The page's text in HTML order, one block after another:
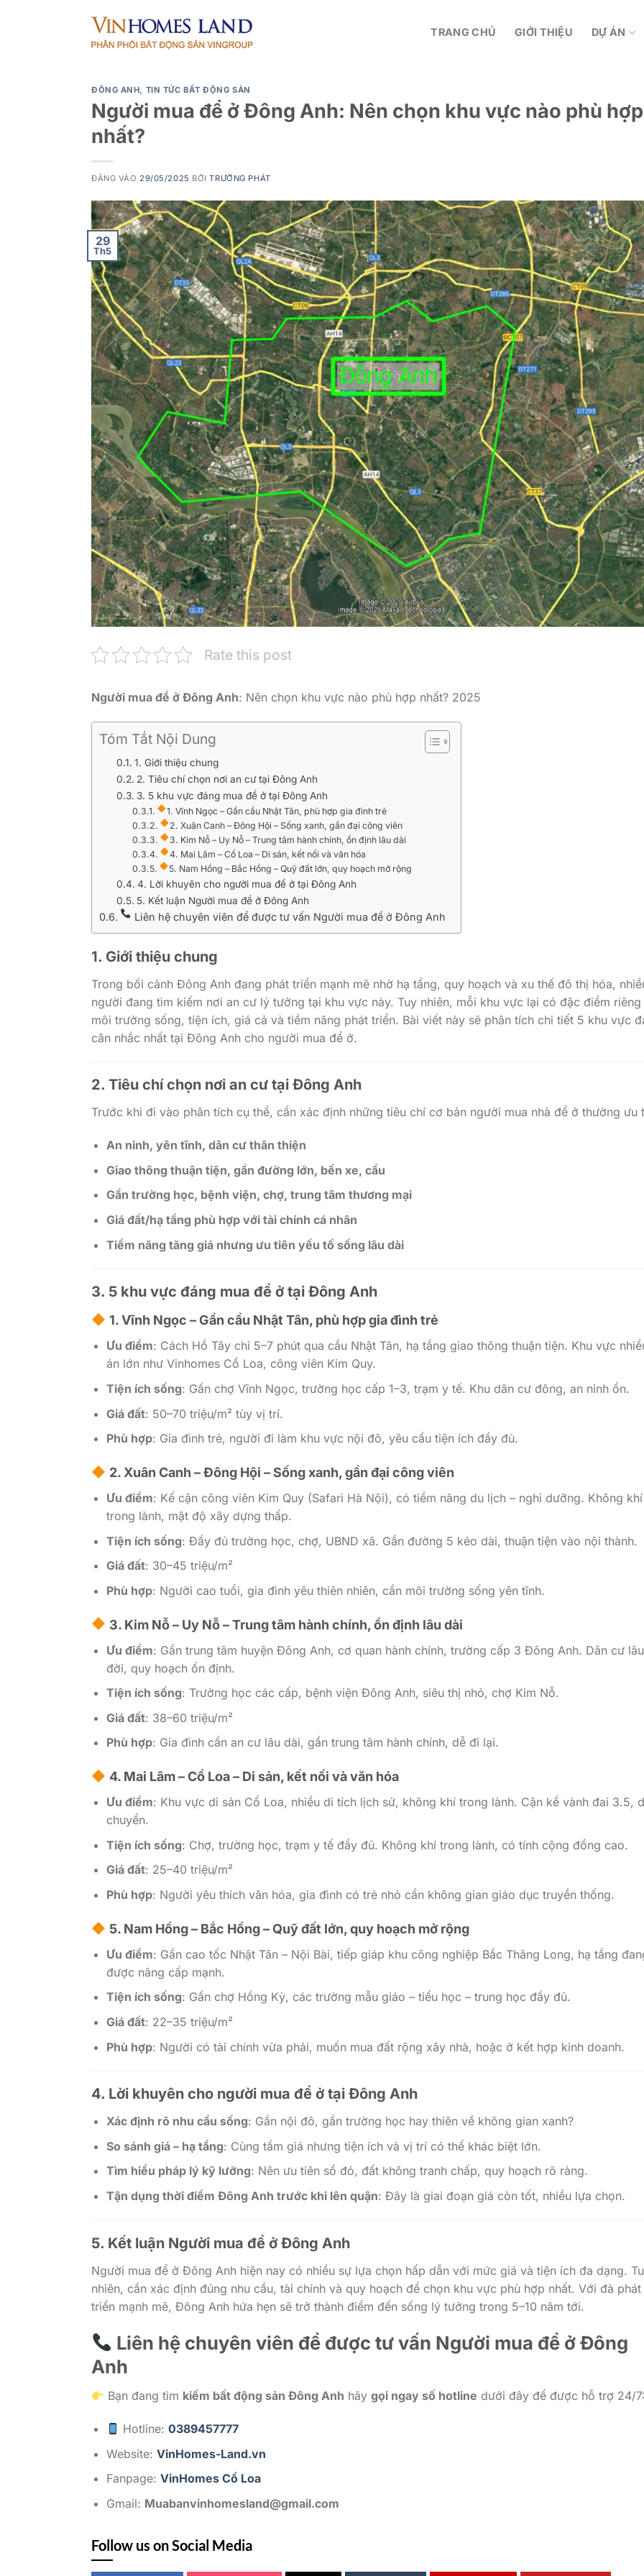
TRANG CHỦ GIỚI THIỆU DỰ ÁN
ĐÔNG ANH, TIN TỨC BẤT ĐỘNG SẢN
Người mua để ở Đông Anh: Nên chọn khu vực nào phù hợp
nhất?
ĐĂNG VÀO 29/05/2025 BỞITRƯỜNG PHÁT
29
Th5
Rate this post
Người mua để ở Đông Anh: Nên chọn khu vực nào phù hợp nhất? 2025
Tóm Tắt Nội Dung
1. Giới thiệu chung
2. Tiêu chí chọn nơi an cư tại Đông Anh
3. 5 khu vực đáng mua để ở tại Đông Anh
1. Vĩnh Ngọc – Gần cầu Nhật Tân, phù hợp gia đình trẻ
2. Xuân Canh – Đông Hội – Sống xanh, gần đại công viên
3. Kim Nỗ – Uy Nỗ – Trung tâm hành chính, ổn định lâu dài
4. Mai Lâm – Cổ Loa – Di sản, kết nối và văn hóa
5. Nam Hồng – Bắc Hồng – Quỹ đất lớn, quy hoạch mở rộng
4. Lời khuyên cho người mua để ở tại Đông Anh
5. Kết luận Người mua để ở Đông Anh
Liên hệ chuyên viên để được tư vấn Người mua để ở Đông Anh
1. Giới thiệu chung
Trong bối cảnh Đông Anh đang phát triển mạnh mẽ nhờ hạ tầng, quy hoạch và xu thế đô thị hóa,
người đang tìm kiếm nơi an cư lý tưởng tại khu vực này. Tuy nhiên, mỗi khu vực lại có đặc điểm riêng
môi trường sống, tiện ích, giá cả và tiềm năng phát triển. Bài viết này sẽ phân tích chi tiết 5 khu vực
cân nhắc nhất tại Đông Anh cho người mua để ở.
2. Tiêu chí chọn nơi an cư tại Đông Anh
Trước khi đi vào phân tích cụ thể, cần xác định những tiêu chí cơ bản người mua nhà để ở thường ưu
An ninh, yên tĩnh, dân cư thân thiện
Giao thông thuận tiện, gần đường lớn, bến xe, cầu
Gần trường học, bệnh viện, chợ, trung tâm thương mại
Giá đất/hạ tầng phù hợp với tài chính cá nhân
Tiềm năng tăng giá nhưng ưu tiên yếu tố sống lâu dài
3. 5 khu vực đáng mua để ở tại Đông Anh
1.Vĩnh Ngọc – Gần cầu Nhật Tân, phù hợp gia đình trẻ
Ưu điểm: Cách Hồ Tây chỉ 5–7 phút qua cầu Nhật Tân, hạ tầng giao thông thuận tiện. Khu vực
án lớn như Vinhomes Cổ Loa, công viên Kim Quy.
Tiện ích sống: Gần chợ Vĩnh Ngọc, trường học cấp 1–3, trạm y tế. Khu dân cư đông, an ninh ổn.
Giá đất: 50–70 triệu/m² tùy vị trí.
Phù hợp: Gia đình trẻ, người đi làm khu vực nội đô, yêu cầu tiện ích đầy đủ.
2. Xuân Canh – Đông Hội – Sống xanh, gần đại công viên
Ưu điểm: Kế cận công viên Kim Quy (Safari Hà Nội), có tiềm năng du lịch – nghỉ dưỡng. Không khí
trong lành, mật độ xây dựng thấp.
Tiện ích sống: Đầy đủ trường học, chợ, UBND xã. Gần đường 5 kéo dài, thuận tiện vào nội thành.
Giá đất: 30–45 triệu/m²
Phù hợp: Người cao tuổi, gia đình yêu thiên nhiên, cần môi trường sống yên tĩnh.
3. Kim Nỗ – Uy Nỗ– Trung tâm hành chính, ổn định lâu dài
Ưu điểm: Gần trung tâm huyện Đông Anh, cơ quan hành chính, trường cấp 3 Đông Anh. Dân cư lâu
đời, quy hoạch ổn định.
Tiện ích sống: Trường học các cấp, bệnh viện Đông Anh, siêu thị nhỏ, chợ Kim Nỗ.
Giá đất: 38–60 triệu/m²
Phù hợp: Gia đình cần an cư lâu dài, gần trung tâm hành chính, dễ đi lại.
4. Mai Lâm – Cổ Loa– Di sản, kết nối và văn hóa
Ưu điểm: Khu vực di sản Cổ Loa, nhiều di tích lịch sử, không khí trong lành. Cận kề vành đai 3.5,
chuyển.
Tiện ích sống: Chợ, trường học, trạm y tế đầy đủ. Không khí trong lành, có tính cộng đồng cao.
Giá đất: 25–40 triệu/m²
Phù hợp: Người yêu thích văn hóa, gia đình có trẻ nhỏ cần không gian giáo dục truyền thống.
5. Nam Hồng – Bắc Hồng– Quỹ đất lớn, quy hoạch mở rộng
Ưu điểm: Gần cao tốc Nhật Tân – Nội Bài, tiếp giáp khu công nghiệp Bắc Thăng Long, hạ tầng
được nâng cấp mạnh.
Tiện ích sống: Gần chợ Hồng Kỳ, các trường mẫu giáo – tiểu học – trung học đầy đủ.
Giá đất: 22–35 triệu/m²
Phù hợp: Người có tài chính vừa phải, muốn mua đất rộng xây nhà, hoặc ở kết hợp kinh doanh.
4. Lời khuyên cho người mua để ở tại Đông Anh
Xác định rõ nhu cầu sống: Gần nội đô, gần trường học hay thiên về không gian xanh?
So sánh giá – hạ tầng: Cùng tầm giá nhưng tiện ích và vị trí có thể khác biệt lớn.
Tìm hiểu pháp lý kỹ lưỡng: Nên ưu tiên sổ đỏ, đất không tranh chấp, quy hoạch rõ ràng.
Tận dụng thời điểm Đông Anh trước khi lên quận: Đây là giai đoạn giá còn tốt, nhiều lựa chọn.
5. Kết luận Người mua để ở Đông Anh
Người mua để ở Đông Anh hiện nay có nhiều sự lựa chọn hấp dẫn với mức giá và tiện ích đa dạng.
nhiên, cần xác định đúng nhu cầu, tài chính và quy hoạch để chọn khu vực phù hợp nhất. Với đà phát
triển mạnh mẽ, Đông Anh hứa hẹn sẽ trở thành điểm đến sống lý tưởng trong 5–10 năm tới.
Liên hệ chuyên viên để được tư vấn Người mua để ở Đông
Anh
Bạn đang tìm kiếm bất động sản Đông Anh hãygọi ngay số hotline dưới đây để được hỗ trợ 24/
Hotline:0389457777
Website: VinHomes-Land.vn
Fanpage: VinHomes Cổ Loa
Gmail: Muabanvinhomesland@gmail.com
Follow us on Social Media